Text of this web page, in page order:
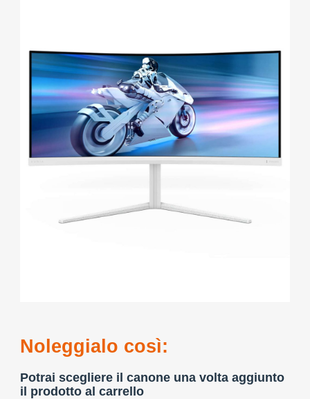
Noleggialo così:
Potrai scegliere il canone una volta aggiunto
il prodotto al carrello